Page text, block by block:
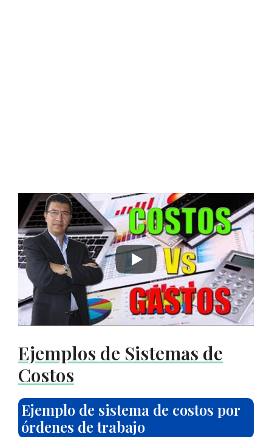
Ejemplos de Sistemas de
Costos
Ejemplo de sistema de costos por
órdenes de trabajo